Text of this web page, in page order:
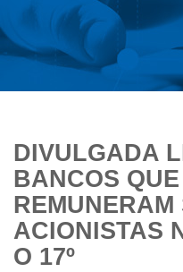
DIVULGADA
BANCOS
REMUNERAM
ACIONISTAS
O 17º